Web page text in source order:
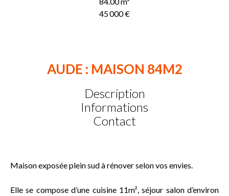
45 000 €
AUDE : MAISON 84M2
Description
Informations
Contact
Maison exposée plein sud à rénover selon vos envies.
Elle se compose d’une cuisine 11m², séjour salon d’environ